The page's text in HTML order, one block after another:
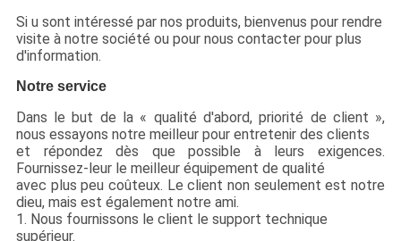
Si u sont intéressé par nos produits, bienvenus pour rendre
visite à notre société ou pour nous contacter pour plus
d'information.
Notre service
Dans le but de la « qualité d'abord, priorité de client »,
nous essayons notre meilleur pour entretenir des clients
et répondez dès que possible à leurs exigences.
Fournissez-leur le meilleur équipement de qualité
avec plus peu coûteux. Le client non seulement est notre
dieu, mais est également notre ami.
1. Nous fournissons le client le support technique
supérieur.